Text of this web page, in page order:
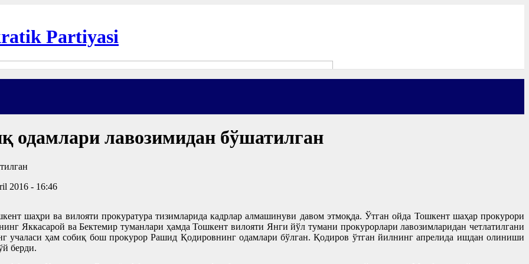
одамлари лавозимидан бўшатилган
2016 - 16:46
шаҳри ва вилояти прокуратура тизимларида кадрлар алмашинуви давом этмоқда. Ўтган ойда Тошкент шаҳар прокурори
Яккасарой ва Бектемир туманлари ҳамда Тошкент вилояти Янги йўл тумани прокурорлари лавозимларидан четлатилгани
учаласи ҳам собиқ бош прокурор Рашид Қодировнинг одамлари бўлган. Қодиров ўтган йилнинг апрелида ишдан олиниши
берди.